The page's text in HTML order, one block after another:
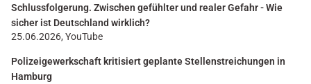
Schlussfolgerung. Zwischen gefühlter und realer Gefahr - Wie
sicher ist Deutschland wirklich?
25.06.2026, YouTube
Polizeigewerkschaft kritisiert geplante Stellenstreichungen in
Hamburg